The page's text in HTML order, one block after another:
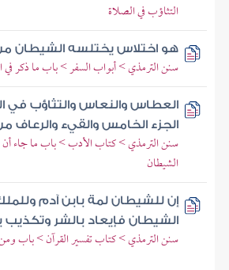
التثاؤب في الصلاة
هو اختلاس يختلسه الشيطان
سنن الترمذي > أبواب السفر > باب ما ذكر في
العطاس والنعاس والتثاؤب في
الجزء الخامس والقيء والرعاف
سنن الترمذي > كتاب الأدب > باب ما جاء
الشيطان
إن للشيطان لمة بابن آدم
الشيطان فإيعاد بالشر وتكذيب
سنن الترمذي > كتاب تفسير القرآن > باب